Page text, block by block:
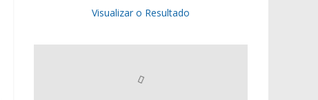
Visualizar o Resultado